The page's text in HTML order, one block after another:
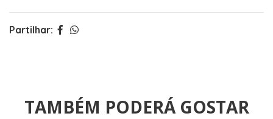
Partilhar:
TAMBÉM PODERÁ GOSTAR